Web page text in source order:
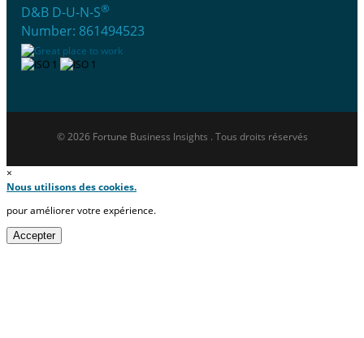
D&B D-U-N-S®
Number: 861494523
© 2026 Fortune Business Insights . Tous droits réservés
×
Nous utilisons des cookies.
pour améliorer votre expérience.
Accepter